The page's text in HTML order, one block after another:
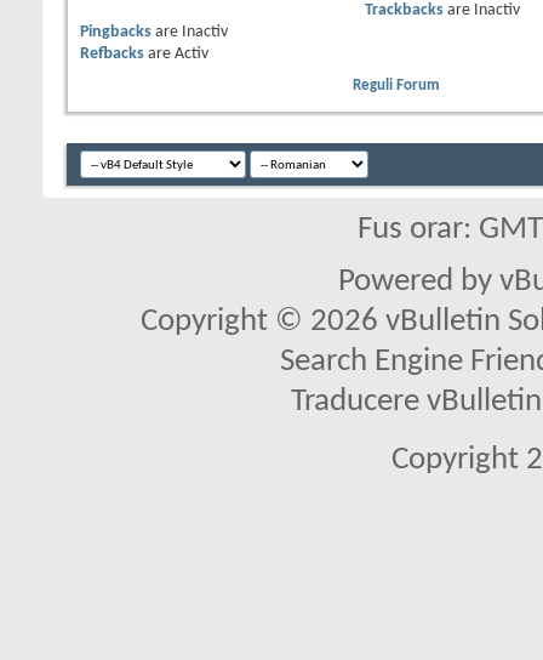
Trackbacksare
Inactiv
Pingbacks are
Inactiv
Refbacks are Activ
Reguli Forum
Fus orar:
Powered by
Copyright © 2026 vBulletin
Search Engine
Traducere
Copyright